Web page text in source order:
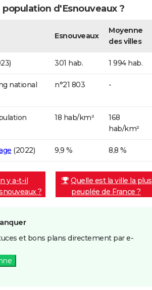
population d'Esnouveaux ?
Esnouveaux
Moyenne
des villes
301 hab. 1 994 hab.
national
n°21 803 -
18 hab/km²
168
hab/km²
(2022) 9,9 % 8,8 %
y a-t-il
?
Quelle est la ville la plus
peuplée de France ?
et bons plans directement par e-